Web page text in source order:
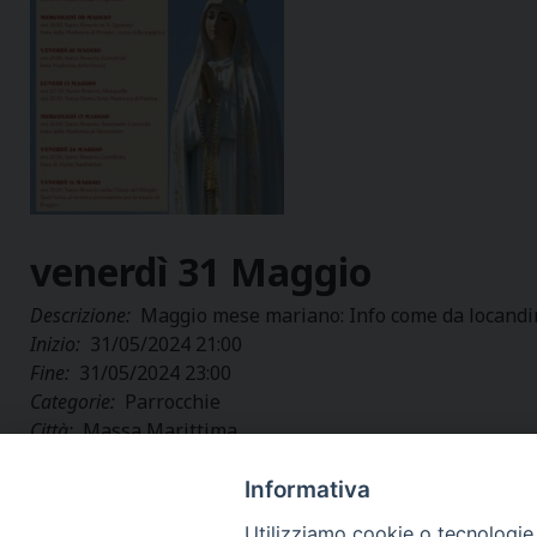
venerdì 31 Maggio
Descrizione: Maggio mese mariano: Info come da
Inizio: 31/05/2024 21:00
Fine: 31/05/2024 23:00
Categorie: Parrocchie
Città: Massa Marittima
Informativa